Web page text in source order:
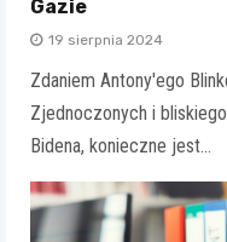
Gazie
19 sierpnia 2024
Zdaniem Antony'ego
Zjednoczonych i
Bidena, konieczne jest…